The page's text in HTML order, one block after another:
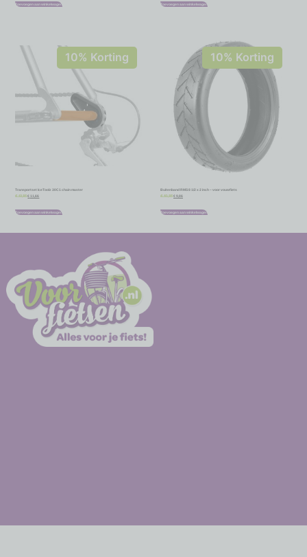
Toevoegen aan winkelwagen Toevoegen aan winkelwagen
10% Korting
Transportset IceToolz 30C1 chain master
€12,95 €11,66
Toevoegen aan winkelwagen
10% Korting
Buitenband RMS 8 1/2 x 2 inch – voor vouwfiets
€ 10,95 €9,86
Toevoegen aan winkelwagen